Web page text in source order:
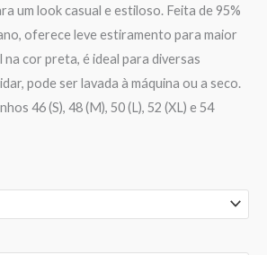
um look casual e estiloso. Feita de 95%
oferece leve estiramento para maior
cor preta, é ideal para diversas
pode ser lavada à máquina ou a seco.
46 (S), 48 (M), 50 (L), 52 (XL) e 54